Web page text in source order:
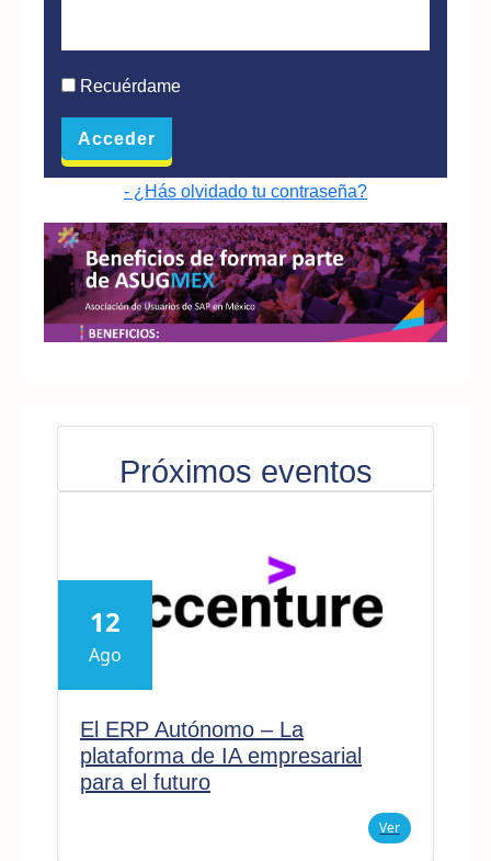
Recuérdame
- ¿Hás olvidado tu contraseña?
Próximos eventos
12
Ago
El ERP Autónomo – La
plataforma de IA empresarial
para el futuro
Ver